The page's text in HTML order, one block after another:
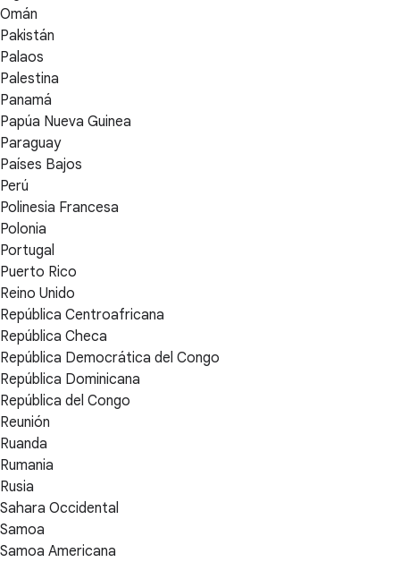
Omán
Pakistán
Palaos
Palestina
Panamá
Papúa Nueva Guinea
Paraguay
Países Bajos
Perú
Polinesia Francesa
Polonia
Portugal
Puerto Rico
Reino Unido
República Centroafricana
República Checa
República Democrática del Congo
República Dominicana
República del Congo
Reunión
Ruanda
Rumania
Rusia
Sahara Occidental
Samoa
Samoa Americana